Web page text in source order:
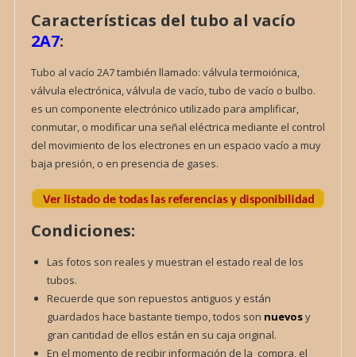
Características del tubo al vacío
2A7:
Tubo al vacío 2A7 también llamado: válvula termoiónica,
válvula electrónica, válvula de vacío, tubo de vacío o bulbo.
es un componente electrónico utilizado para amplificar,
conmutar, o modificar una señal eléctrica mediante el control
del movimiento de los electrones en un espacio vacío a muy
baja presión, o en presencia de gases.
Condiciones:
Las fotos son reales y muestran el estado real de los
tubos.
Recuerde que son repuestos antiguos y están
guardados hace bastante tiempo, todos son nuevosy
gran cantidad de ellos están en su caja original.
En el momento de recibir información de la compra, el